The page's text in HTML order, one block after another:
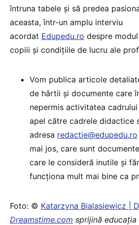
întruna tabele și să predea
aceasta, într-un amplu interviu
acordat Edupedu.ro despre
copiii și condițiile de lucru ale
Vom publica articole
de hârtii și documente care
nepermis activitatea
apel către cadrele didactice
adresa redactie@edupedu.ro
mai jos, care sunt
care le consideră inutile și
funcționa mult mai bine ca
Foto: © Katarzyna Bialasiewicz |
Dreamstime.com sprijină educaţia